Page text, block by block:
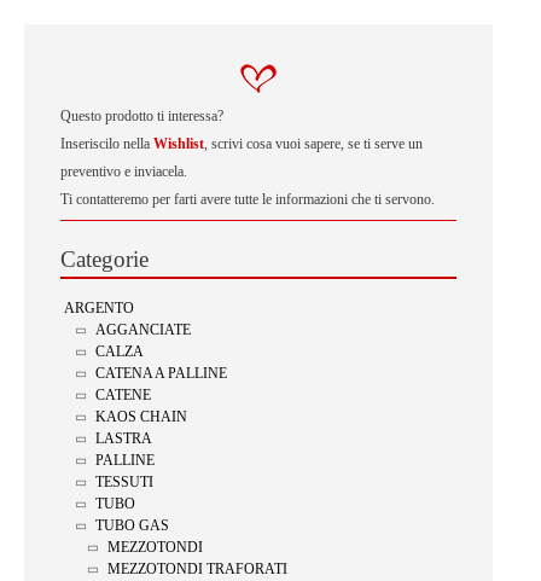
Questo prodotto ti interessa?
Inseriscilo nella Wishlist, scrivi cosa vuoi sapere, se ti serve un
preventivo e inviacela.
Ti contatteremo per farti avere tutte le informazioni che ti servono.
Categorie
ARGENTO
AGGANCIATE
CALZA
CATENA A PALLINE
CATENE
KAOS CHAIN
LASTRA
PALLINE
TESSUTI
TUBO
TUBO GAS
MEZZOTONDI
MEZZOTONDI TRAFORATI